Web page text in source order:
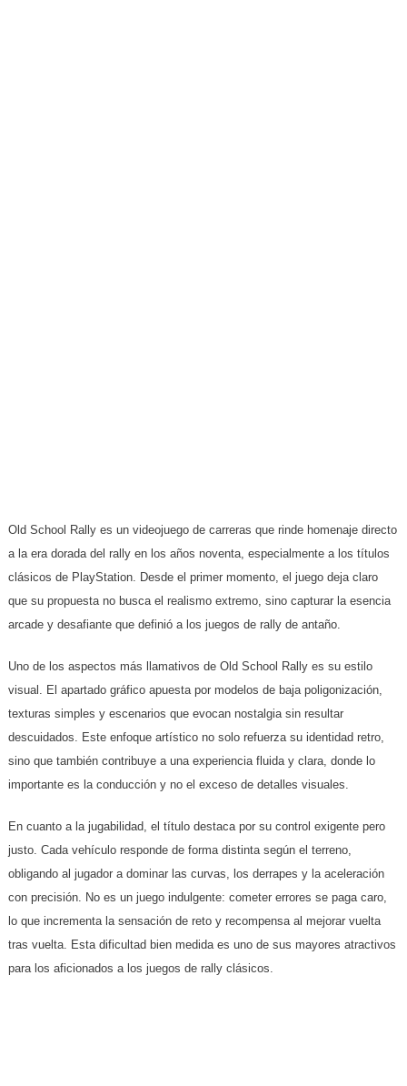
Old School Rally es un videojuego de carreras que rinde homenaje directo
a la era dorada del rally en los años noventa, especialmente a los títulos
clásicos de PlayStation. Desde el primer momento, el juego deja claro
que su propuesta no busca el realismo extremo, sino capturar la esencia
arcade y desafiante que definió a los juegos de rally de antaño.
Uno de los aspectos más llamativos de Old School Rally es su estilo
visual. El apartado gráfico apuesta por modelos de baja poligonización,
texturas simples y escenarios que evocan nostalgia sin resultar
descuidados. Este enfoque artístico no solo refuerza su identidad retro,
sino que también contribuye a una experiencia fluida y clara, donde lo
importante es la conducción y no el exceso de detalles visuales.
En cuanto a la jugabilidad, el título destaca por su control exigente pero
justo. Cada vehículo responde de forma distinta según el terreno,
obligando al jugador a dominar las curvas, los derrapes y la aceleración
con precisión. No es un juego indulgente: cometer errores se paga caro,
lo que incrementa la sensación de reto y recompensa al mejorar vuelta
tras vuelta. Esta dificultad bien medida es uno de sus mayores atractivos
para los aficionados a los juegos de rally clásicos.